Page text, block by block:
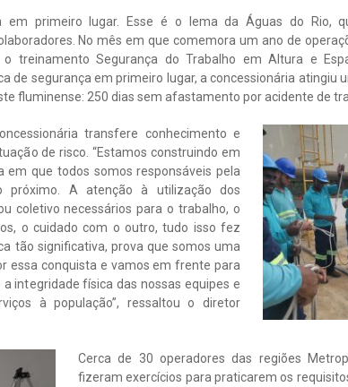
em primeiro lugar. Esse é o lema da Águas do Rio,
No mês em que comemora um ano de
o treinamento Segurança do Trabalho em Altura e
de segurança em primeiro lugar, a concessionária atingiu
fluminense: 250 dias sem afastamento por acidente de
transfere conhecimento e
de risco. “Estamos construindo em
em que todos somos responsáveis pela
próximo. A atenção à utilização dos
coletivo necessários para o trabalho, o
o cuidado com o outro, tudo isso fez
tão significativa, prova que somos uma
essa conquista e vamos em frente para
integridade física das nossas equipes e
à população”, ressaltou o diretor
Cerca de 30 operadores das regiões
fizeram exercícios para praticarem os